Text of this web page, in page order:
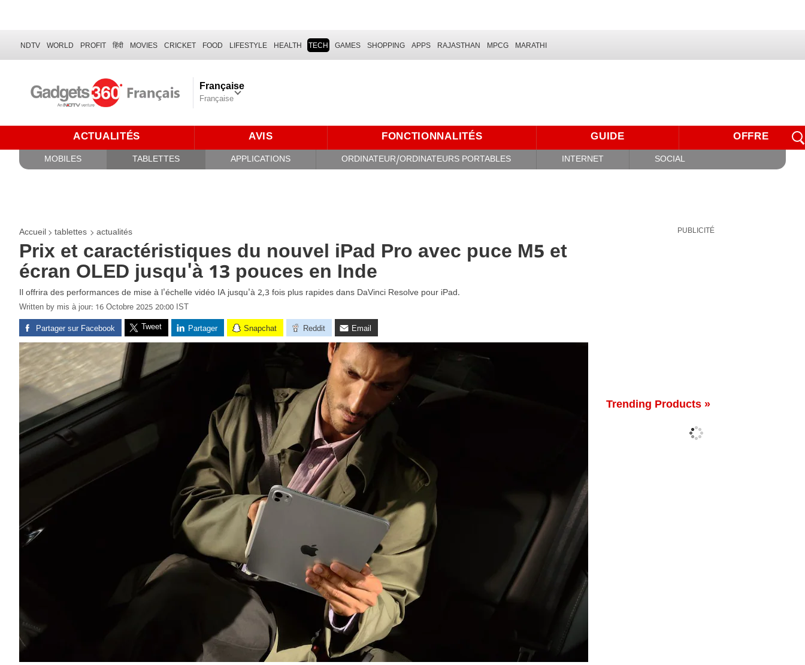
NDTV WORLD PROFIT हिंदी MOVIES CRICKET FOOD LIFESTYLE HEALTH TECH GAMES SHOPPING APPS RAJASTHAN MPCG MARATHI
Française
Française
ACTUALITÉS AVIS FONCTIONNALITÉS GUIDE OFFRE
MOBILES TABLETTES APPLICATIONS ORDINATEUR/ORDINATEURS PORTABLES INTERNET SOCIAL
Accueil tablettes actualités
Prix ​​et caractéristiques du nouvel iPad Pro avec puce M5 et
écran OLED jusqu'à 13 pouces en Inde
Il offrira des performances de mise à l'échelle vidéo IA jusqu'à 2,3 fois plus rapides dans DaVinci Resolve pour iPad.
Written by mis à jour: 16 Octobre 2025 20:00 IST
Partager sur Facebook Tweet Partager Snapchat Reddit Email
PUBLICITÉ
Trending Products »